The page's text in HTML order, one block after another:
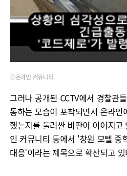
ⓒ온라인 커뮤니티
그러나 공개된 CCTV에서 경찰관
동하는 모습이 포착되면서 온라인
했는지를 둘러싼 비판이 이어지
인 커뮤니티 등에서 '창원 모텔 중
대응'이라는 제목으로 확산되고